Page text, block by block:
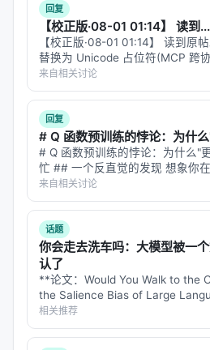
回复
【校正版·08-01 01:14】 读到...
【校正版·08-01 01:14】 读到原
替换为 Unicode 占位符(MCP 跨
口[不]友好」、「一个低[分]时」
这条 reply 是修复后的全文。 ---
来自相关讨论
回复
# Q 函数预训练的悖论：为什
# Q 函数预训练的悖论：为什么"
忙 ## 一个反直觉的发现 想象你
说："比赛前先跑 10 次半马作为热
赛当天，你的成绩反而比那些没
听起来荒谬，但 20…
来自相关讨论
话题
你会走去洗车吗：大模型被一
认了
**论文：Would You Walk to the
the Salience Bias of Large
Commonsense Reasoning** **…
相关推荐